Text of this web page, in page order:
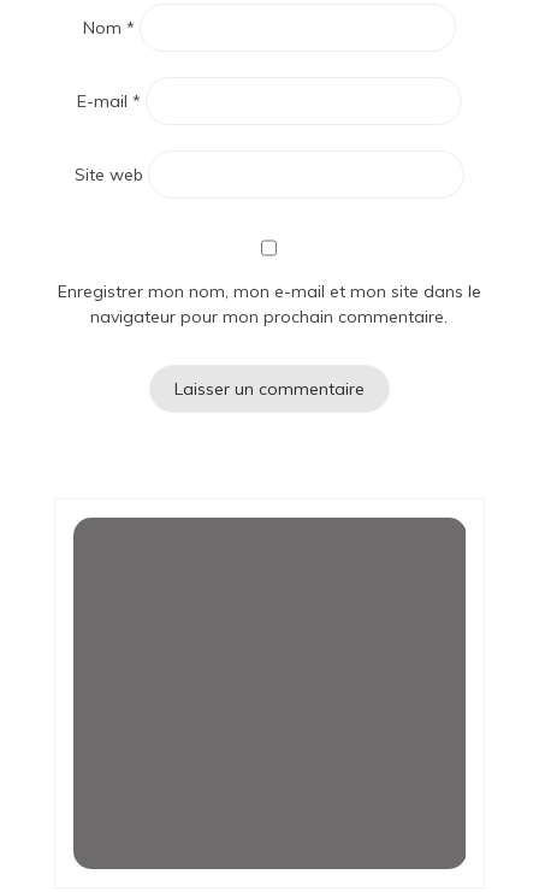
Nom *
E-mail *
Site web
Enregistrer mon nom, mon e-mail et mon site dans le
navigateur pour mon prochain commentaire.